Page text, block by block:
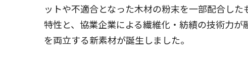
ットや不適合となった木材の粉末を一部配合した
特性と、協業企業による繊維化・紡績の技術力
を両立する新素材が誕生しました。